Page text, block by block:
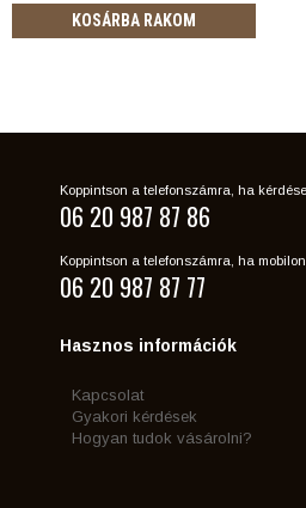
KOSÁRBA RAKOM
Koppintson a telefonszámra, ha
06 20 987 87 86
Koppintson a telefonszámra, ha
06 20 987 87 77
Hasznos információk
Kapcsolat
Gyakori kérdések
Hogyan tudok vásárolni?